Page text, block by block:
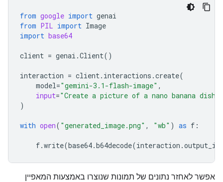
from google import genai
from PIL import Image
import base64
client = genai .Client()
interaction = client. interactions .create(
model="gemini-3.1-flash-image" ,
input="Create a picture of a nano banana
)
with open( "generated_image.png" , "wb" ) as f :
f.write(base64.b64decode(interaction .
אפשר לאחזר נתונים של תמונות שנוצרו באמצעות המאפיין